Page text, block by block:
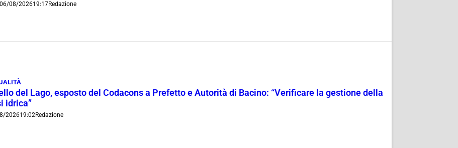
06/08/202619:17Redazione
del Lago, esposto del Codacons a Prefetto e Autorità di Bacino: “Verificare la gestione della
idrica”
202619:02Redazione